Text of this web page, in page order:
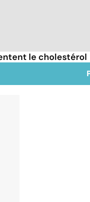
le cholestérol